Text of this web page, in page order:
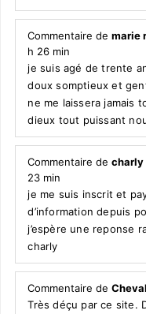
Commentaire demarie
h 26 min
je suis agé de trente
doux somptieux et
ne me laissera jamais
dieux tout puissant
Commentaire decharly
23 min
je me suis inscrit et
d’information depuis
j’espère une reponse
charly
Commentaire de
Très déçu par ce site.